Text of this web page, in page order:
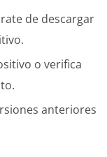
de descargar
o verifica
anteriores